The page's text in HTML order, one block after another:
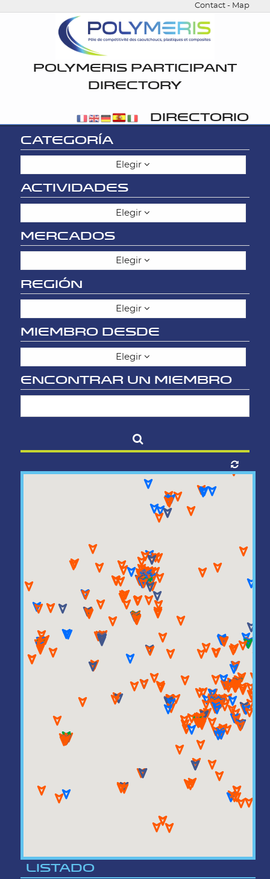
Contact - Map
POLYMERIS PARTICIPANT
DIRECTORY
DIRECTORIO
CATEGORÍA
Elegir
ACTIVIDADES
Elegir
MERCADOS
Elegir
REGIÓN
Elegir
MIEMBRO DESDE
Elegir
ENCONTRAR UN MIEMBRO
LISTADO